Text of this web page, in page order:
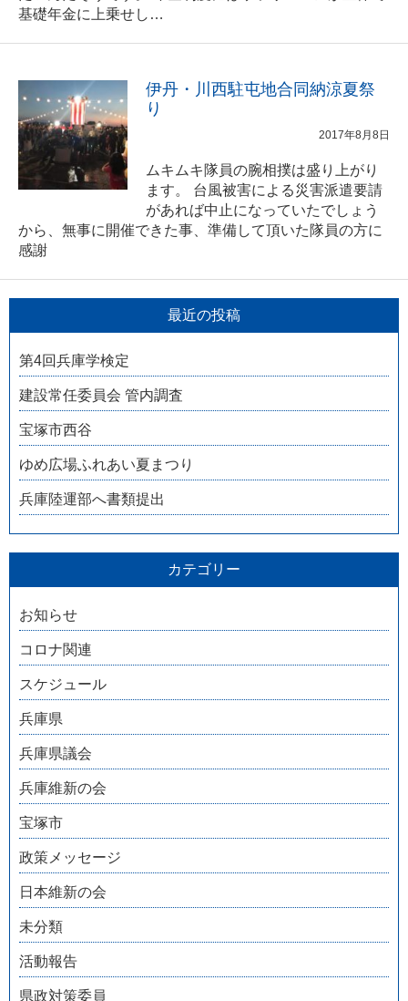
基礎年金に上乗せし…
伊丹・川西駐屯地合同納涼夏祭
り
2017年8月8日
ムキムキ隊員の腕相撲は盛り上がり
ます。 台風被害による災害派遣要請
があれば中止になっていたでしょう
から、無事に開催できた事、準備して頂いた隊員の方に
感謝
最近の投稿
第4回兵庫学検定
建設常任委員会 管内調査
宝塚市西谷
ゆめ広場ふれあい夏まつり
兵庫陸運部へ書類提出
カテゴリー
お知らせ
コロナ関連
スケジュール
兵庫県
兵庫県議会
兵庫維新の会
宝塚市
政策メッセージ
日本維新の会
未分類
活動報告
県政対策委員